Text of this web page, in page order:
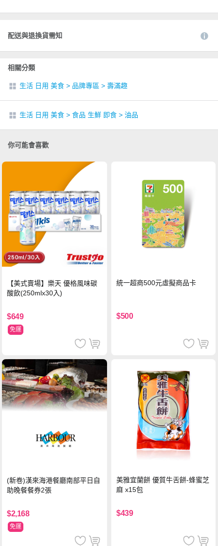
配送與退換貨需知
相關分類
生活 日用 美食 > 品牌專區 > 壽滿趣
生活 日用 美食 > 食品 生鮮 即食 > 油品
你可能會喜歡
【美式賣場】樂天 優格風味碳
酸飲(250mlx30入)
$649
免運
統一超商500元虛擬商品卡
$500
(新卷)漢來海港餐廳南部平日自
助晚餐餐券2張
$2,168
免運
美雅宜蘭餅 優質牛舌餅-蜂蜜芝
麻 x15包
$439